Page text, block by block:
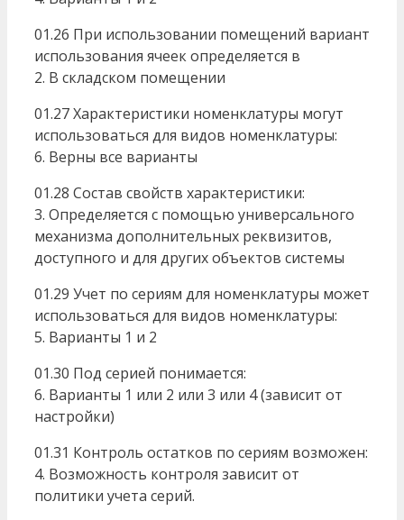
01.26 При использовании помещений вариант
использования ячеек определяется в
2. В складском помещении
01.27 Характеристики номенклатуры могут
использоваться для видов номенклатуры:
6. Верны все варианты
01.28 Состав свойств характеристики:
3. Определяется с помощью универсального
механизма дополнительных реквизитов,
доступного и для других объектов системы
01.29 Учет по сериям для номенклатуры может
использоваться для видов номенклатуры:
5. Варианты 1 и 2
01.30 Под серией понимается:
6. Варианты 1 или 2 или 3 или 4 (зависит от
настройки)
01.31 Контроль остатков по сериям возможен:
4. Возможность контроля зависит от
политики учета серий.